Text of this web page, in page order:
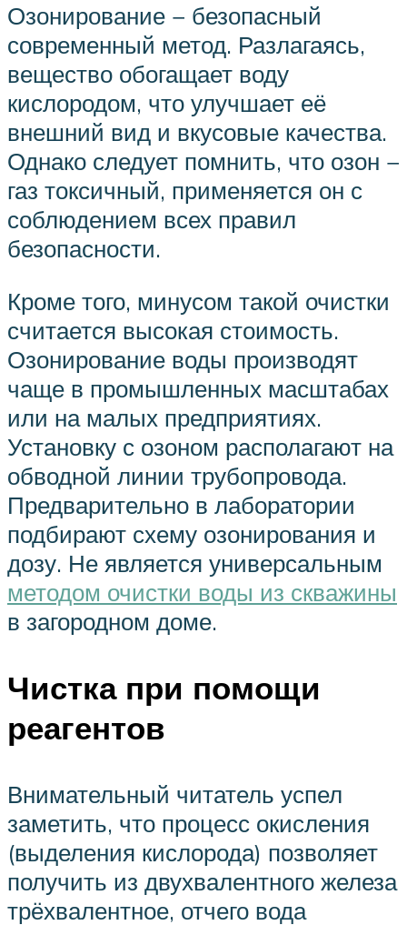
Озонирование − безопасный
современный метод. Разлагаясь,
вещество обогащает воду
кислородом, что улучшает её
внешний вид и вкусовые качества.
Однако следует помнить, что озон −
газ токсичный, применяется он с
соблюдением всех правил
безопасности.
Кроме того, минусом такой очистки
считается высокая стоимость.
Озонирование воды производят
чаще в промышленных масштабах
или на малых предприятиях.
Установку с озоном располагают на
обводной линии трубопровода.
Предварительно в лаборатории
подбирают схему озонирования и
дозу. Не является универсальным
методом очистки воды из скважины
в загородном доме.
Чистка при помощи
реагентов
Внимательный читатель успел
заметить, что процесс окисления
(выделения кислорода) позволяет
получить из двухвалентного железа
трёхвалентное, отчего вода